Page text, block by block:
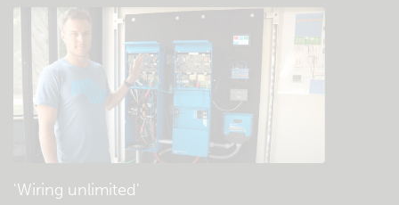
Tjek fællesskabets videnbase
Generelle downloads og dokumentation
'Wiring unlimited'